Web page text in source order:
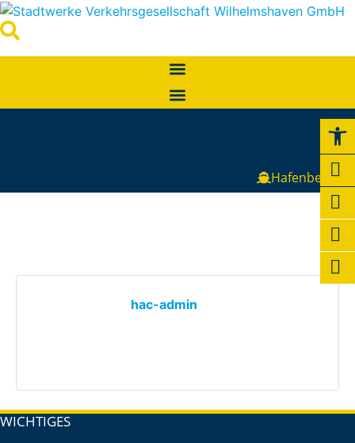
Hafenbetrieb
hac-admin
WICHTIGES